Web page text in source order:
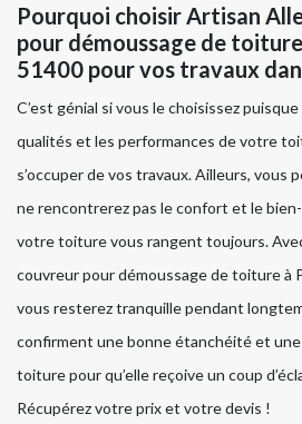
Pourquoi choisir Artisan
pour démoussage de
51400 pour vos travaux
C’est génial si vous le choisissez
qualités et les performances de votre
s’occuper de vos travaux. Ailleurs, vous
ne rencontrerez pas le confort et le
votre toiture vous rangent toujours.
couvreur pour démoussage de toiture à
vous resterez tranquille pendant
confirment une bonne étanchéité et
toiture pour qu’elle reçoive un coup
Récupérez votre prix et votre devis !